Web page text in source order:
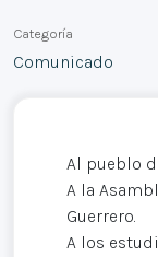
Categoría
Comunicado
Al pueblo
A la
Guerrero.
A los